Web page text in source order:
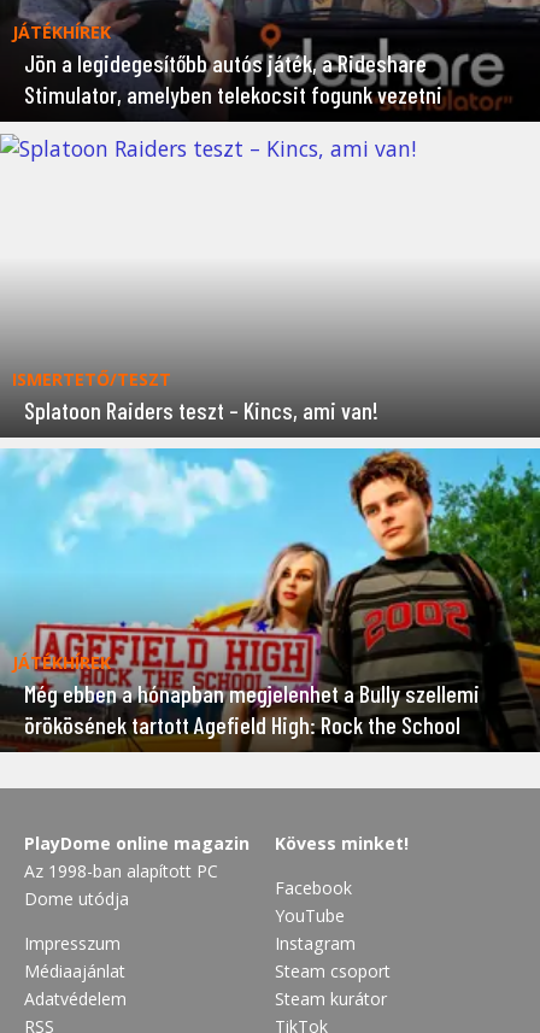
JÁTÉKHÍREK
Jön a legidegesítőbb autós játék, a Rideshare
Stimulator, amelyben telekocsit fogunk vezetni
ISMERTETŐ/TESZT
Splatoon Raiders teszt – Kincs, ami van!
JÁTÉKHÍREK
Még ebben a hónapban megjelenhet a Bully szellemi
örökösének tartott Agefield High: Rock the School
PlayDome online magazin
Az 1998-ban alapított PC
Dome utódja
Impresszum
Médiaajánlat
Adatvédelem
RSS
Kövess minket!
Facebook
YouTube
Instagram
Steam csoport
Steam kurátor
TikTok